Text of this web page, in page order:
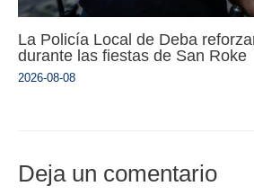
La Policía Local de Deba
durante las fiestas de San Roke
2026-08-08
Deja un comentario